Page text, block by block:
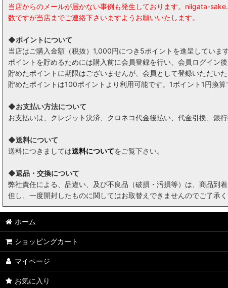
当店からのメールが届かない事例も発生しております。niigata-
数ですが当店までご連絡下さいますようお願いいたします。
◆ポイントについて
当店はご購入金額（税抜）1,000円につき5ポイントを進呈していま
ポイントを貯めるためには購入前に会員登録を行い、会員ログイン
貯めたポイントに期限はございませんが、会員として登録いただい
貯めたポイントは100ポイントより利用可能です。1ポイント1円換
◆お支払い方法について
お支払いは、クレジット決済、クロネコ代金後払い、代金引換、銀
◆送料について
送料につきましては送料についてをご覧下さい。
◆返品・交換について
弊社責任による、品違い、及び不良品（破損・汚損等）は、商品到
但し、一度開封したものに関してはお取替えできませんのでご了承く
ホーム
ショッピングカート
マイページ
お気に入り